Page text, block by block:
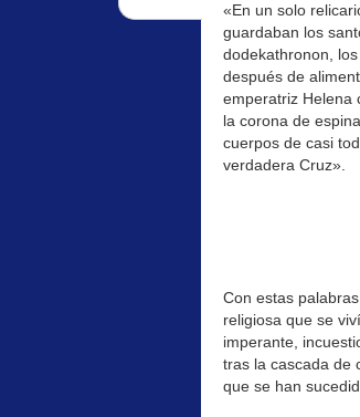
«En un solo
guardaban los
dodekathronon,
después de
emperatriz Helena
la corona de
cuerpos de casi
verdadera Cruz».
Con estas
religiosa que se
imperante,
tras la cascada de
que se han